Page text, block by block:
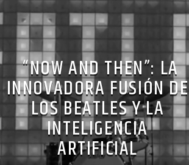
“NOW AND THEN”: LA
INNOVADORA FUSIÓN DE
LOS BEATLES Y LA
INTELIGENCIA
ARTIFICIAL